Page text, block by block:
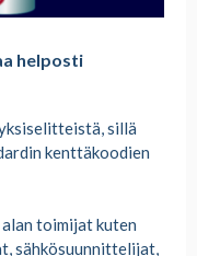
helposti
sillä
kenttäkoodien
toimijat kuten
sähkösuunnittelijat,